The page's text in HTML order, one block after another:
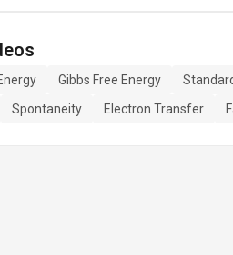
Gibbs Free Energy
Spontaneity Electron Transfer